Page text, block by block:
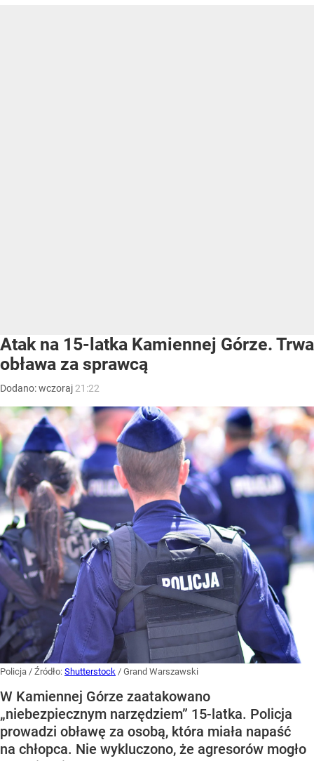
Atak na 15-latka Kamiennej Górze. Trwa
obława za sprawcą
Dodano:wczoraj 21:22
Policja / Źródło: Shutterstock / Grand Warszawski
W Kamiennej Górze zaatakowano
„niebezpiecznym narzędziem” 15-latka. Policja
prowadzi obławę za osobą, która miała napaść
na chłopca. Nie wykluczono, że agresorów mogło